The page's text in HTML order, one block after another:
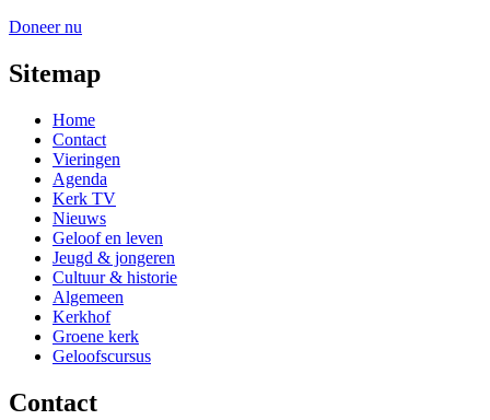
Doneer nu
Sitemap
Home
Contact
Vieringen
Agenda
Kerk TV
Nieuws
Geloof en leven
Jeugd & jongeren
Cultuur & historie
Algemeen
Kerkhof
Groene kerk
Geloofscursus
Contact